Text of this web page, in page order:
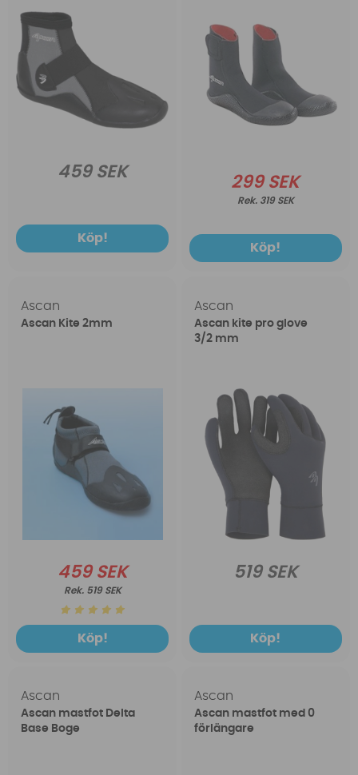
459 SEK
Köp!
299 SEK
319 SEK
Köp!
Ascan
Ascan Kite 2mm
459 SEK
519 SEK
Köp!
Ascan
Ascan kite pro glove
3/2 mm
519 SEK
Köp!
Ascan
Ascan mastfot Delta
Base Boge
Ascan
Ascan mastfot med 0
förlängare